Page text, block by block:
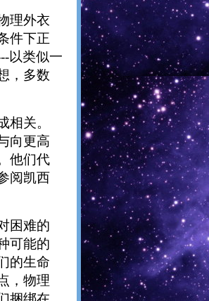
理外衣
件下正
以类似一
，多数
关。
向更高
他们代
阅凯西
困难的
可能的
的生命
，物理